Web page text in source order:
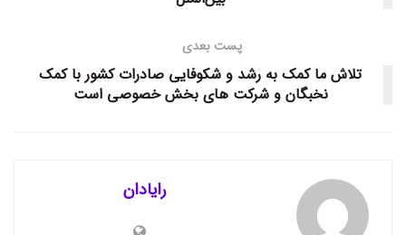
پست بعدی
تلاش ما کمک به رشد و شکوفایی صادرات کشور با کمک
نخبگان و شرکت های بخش خصوصی است
رایادان